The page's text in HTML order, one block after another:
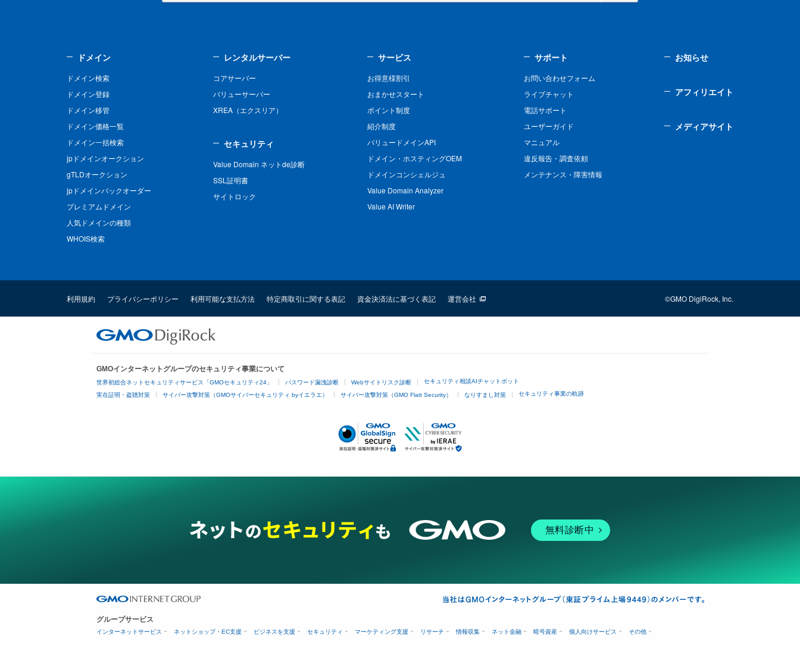
ドメイン
ドメイン検索
ドメイン登録
ドメイン移管
ドメイン価格一覧
ドメイン一括検索
jpドメインオークション
gTLDオークション
jpドメインバックオーダー
プレミアムドメイン
人気ドメインの種類
WHOIS検索
レンタルサーバー
コアサーバー
バリューサーバー
XREA（エクスリア）
セキュリティ
Value Domain ネットde診断
SSL証明書
サイトロック
サービス
お得意様割引
おまかせスタート
ポイント制度
紹介制度
バリュードメインAPI
ドメイン・ホスティングOEM
ドメインコンシェルジュ
Value Domain Analyzer
Value AI Writer
サポート
お問い合わせフォーム
ライブチャット
電話サポート
ユーザーガイド
マニュアル
違反報告・調査依頼
メンテナンス・障害情報
お知らせ
アフィリエイト
メディアサイト
利用規約 プライバシーポリシー 利用可能な支払方法 特定商取引に関する表記 資金決済法に基づく表記 運営会社 ©GMO DigiRock, Inc.
GMOインターネットグループのセキュリティ事業について
世界初総合ネットセキュリティサービス「GMOセキュリティ24」 パスワード漏洩診断 Webサイトリスク診断 セキュリティ相談AIチャットボット
実在証明・盗聴対策 サイバー攻撃対策（GMOサイバーセキュリティ byイエラエ） サイバー攻撃対策（GMO Flatt Security） なりすまし対策 セキュリティ事業の軌跡
無料診断中
グループサービス
インターネットサービス ネットショップ・EC支援 ビジネスを支援 セキュリティ マーケティング支援 リサーチ 情報収集 ネット金融 暗号資産 個人向けサービス その他